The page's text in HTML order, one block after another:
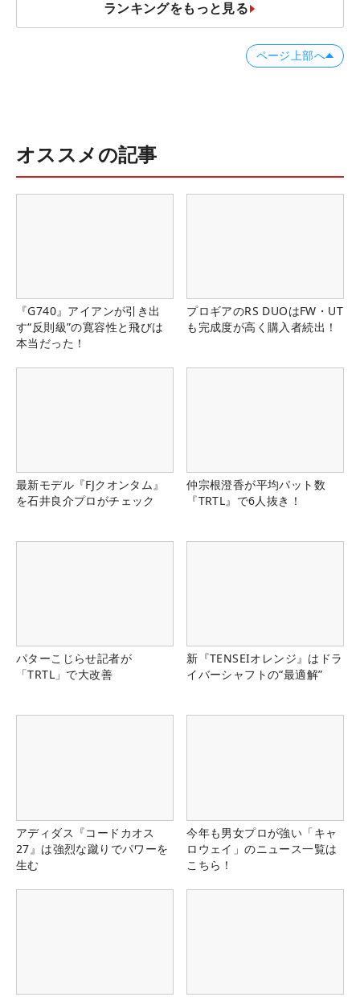
ランキングをもっと見る
ページ上部へ
オススメの記事
『G740』アイアンが引き出
す“反則級”の寛容性と飛びは
本当だった！
プロギアのRS DUOはFW・UT
も完成度が高く購入者続出！
最新モデル『FJクオンタム』
を石井良介プロがチェック
仲宗根澄香が平均パット数
『TRTL』で6人抜き！
パターこじらせ記者が
「TRTL」で大改善
新『TENSEIオレンジ』はドラ
イバーシャフトの“最適解”
アディダス『コードカオス
27』は強烈な蹴りでパワーを
生む
今年も男女プロが強い「キャ
ロウェイ」のニュース一覧は
こちら！